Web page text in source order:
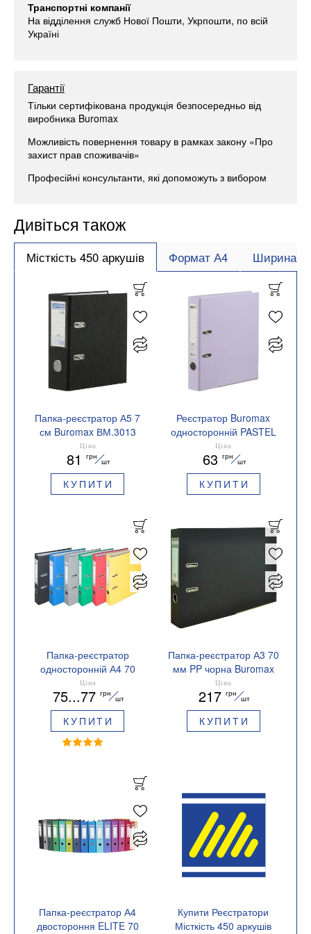
Транспортні компанії
На відділення служб Нової Пошти, Укрпошти, по всій
Україні
Гарантії
Тільки сертифікована продукція безпосередньо від
виробника Buromax
Можливість повернення товару в рамках закону «Про
захист прав споживачів»
Професійні консультанти, які допоможуть з вибором
Дивіться також
Місткість 450 аркушів Формат А4 Ширина
Папка-реєстратор А5 7
см Buromax ВМ.3013
Ціна
81 грн
шт
КУПИТИ
Реєстратор Buromax
односторонній PASTEL
А4 50/55 мм внутрішній
зовнішній BEST
BM.3022
Ціна
63 грн
шт
КУПИТИ
Папка-реєстратор
односторонній А4 70
мм Buromax BM.3011c
Ціна
75...77 грн
шт
КУПИТИ
Папка-реєстратор А3 70
мм PP чорна Buromax
BM.3003-01
Ціна
217 грн
шт
КУПИТИ
Папка-реєстратор А4
двостороння ELITE 70
Купити Реєстратори
Місткість 450 аркушів